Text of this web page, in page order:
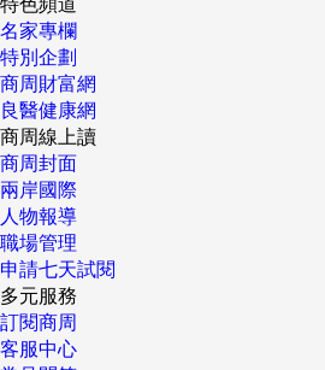
名家專欄
特別企劃
商周財富網
良醫健康網
商周線上讀
商周封面
兩岸國際
人物報導
職場管理
申請七天試閱
多元服務
訂閱商周
客服中心